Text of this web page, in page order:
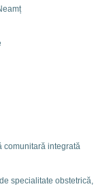
comunitară integrată
specialitate obstetrică,